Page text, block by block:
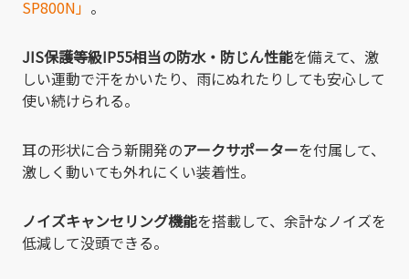
SP800N」 。
JIS保護等級IP55相当の防水・防じん性能を備えて、激
しい運動で汗をかいたり、雨にぬれたりしても安心して
使い続けられる。
耳の形状に合う新開発のアークサポーターを付属して、
激しく動いても外れにくい装着性。
ノイズキャンセリング機能を搭載して、余計なノイズを
低減して没頭できる。